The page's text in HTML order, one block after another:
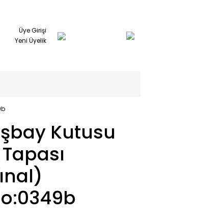
Üye Girişi
Yeni Üyelik
Kutusu